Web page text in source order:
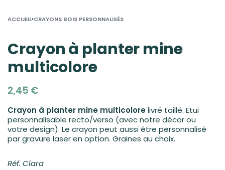
ACCUEIL›CRAYONS BOIS PERSONNALISÉS
Crayon à planter mine
multicolore
2,45 €
Crayon à planter mine multicolorelivré taillé. Etui
personnalisable recto/verso (avec notre décor ou
votre design). Le crayon peut aussi être personnalisé
par gravure laser en option. Graines au choix.
Réf. Clara